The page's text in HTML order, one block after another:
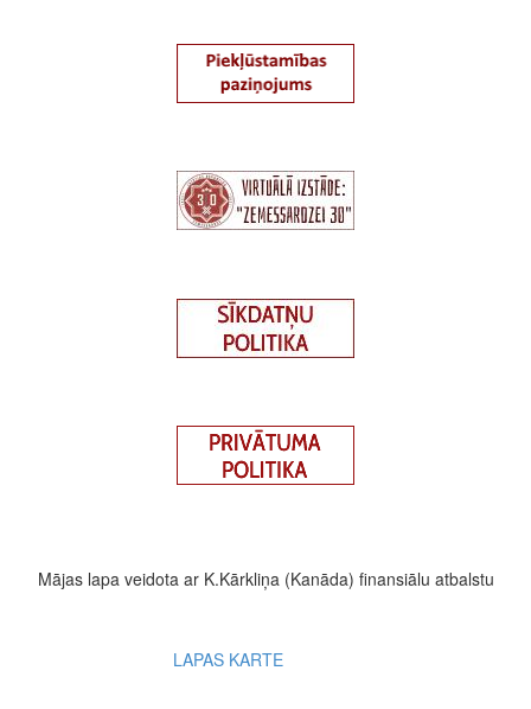
Mājas lapa veidota ar K.Kārkliņa (Kanāda) finansiālu atbalstu
Footer
LAPAS KARTE